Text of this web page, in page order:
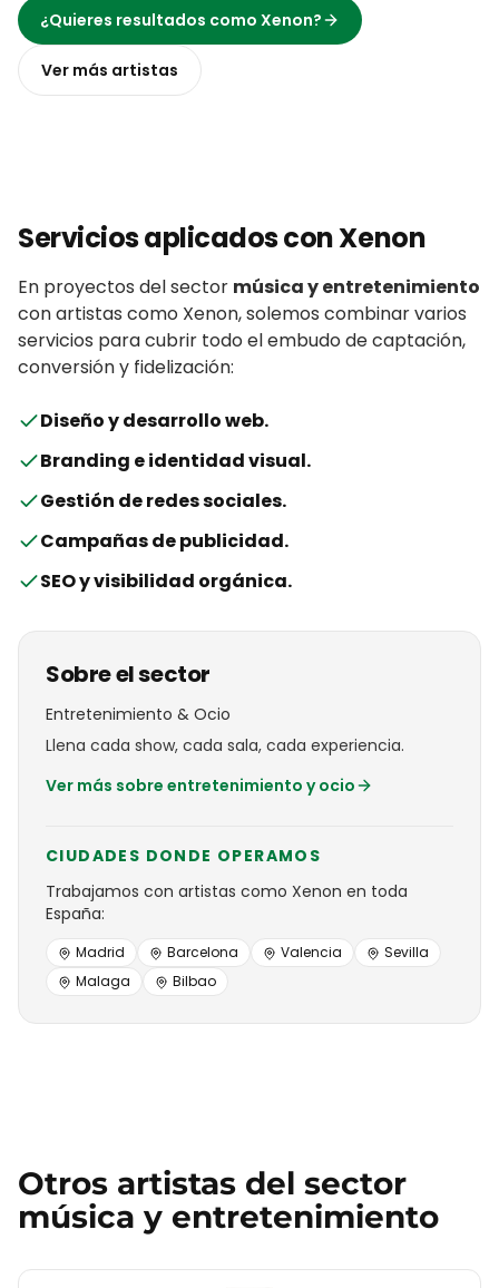
¿Quieres resultados como Xenon?
Ver más artistas
Servicios aplicados conXenon
En proyectos del sector música y entretenimiento
conartistas como Xenon, solemos combinar varios
servicios para cubrir todo el embudo de captación,
conversión y fidelización:
Diseño y desarrollo web.
Branding e identidad visual.
Gestión de redes sociales.
Campañas de publicidad.
SEO y visibilidad orgánica.
Sobre el sector
Entretenimiento & Ocio
Llena cada show, cada sala, cada experiencia.
Ver más sobre entretenimiento y ocio
CIUDADES DONDE OPERAMOS
Trabajamos con artistas como Xenon en toda
España:
Madrid Barcelona Valencia
Sevilla
Malaga
Bilbao
Otros artistas del sector
música y entretenimiento